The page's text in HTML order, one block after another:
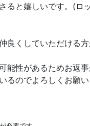
ると嬉しいです。(ロ
良くしていただける
能性があるためお返
るのでよろしくお願い